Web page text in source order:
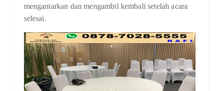
mengantarkan dan mengambil kembali setelah acara
selesai.